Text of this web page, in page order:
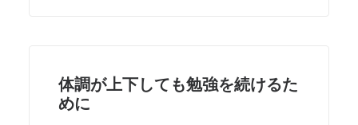
体調が上下しても勉強を続けるた
めに